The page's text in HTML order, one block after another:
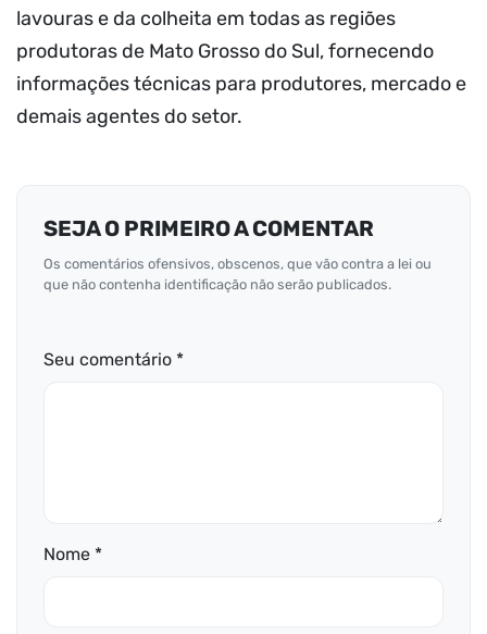
lavouras e da colheita em todas as regiões
produtoras de Mato Grosso do Sul, fornecendo
informações técnicas para produtores, mercado e
demais agentes do setor.
SEJA O PRIMEIRO A COMENTAR
Os comentários ofensivos, obscenos, que vão contra a lei ou
que não contenha identificação não serão publicados.
Seu comentário *
Nome *